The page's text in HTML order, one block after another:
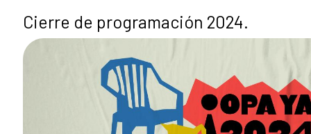
Cierre de programación 2024.